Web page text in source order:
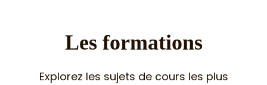
Les formations
Explorez les sujets de cours les plus